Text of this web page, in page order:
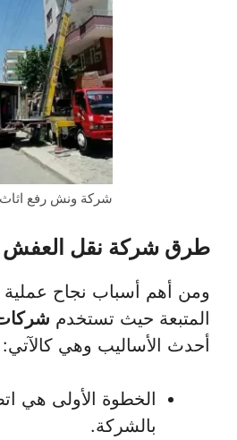
شركة ونش رفع
طرق شركة نقل
ومن أهم أسباب نجاح عملية
المتبعة حيث تستخدم
أحدث الأساليب وهي كالآتي:
الخطوة الأولى هي
بالشركة.